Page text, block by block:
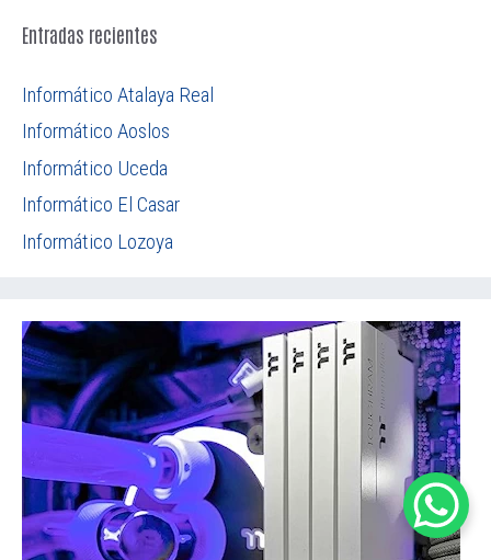
Entradas recientes
Informático Atalaya Real
Informático Aoslos
Informático Uceda
Informático El Casar
Informático Lozoya